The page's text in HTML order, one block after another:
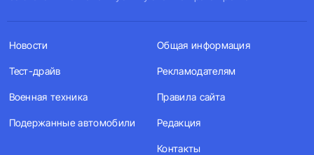
Новости
Тест-драйв
Военная техника
Подержанные автомобили
Общая информация
Рекламодателям
Правила сайта
Редакция
Контакты